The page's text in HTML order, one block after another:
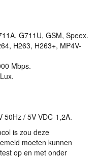
G711U, GSM, Speex.
H263, H263+, MP4V-
Mbps.
50Hz / 5V VDC-1,2A.
is zou deze
moeten kunnen
op en met onder